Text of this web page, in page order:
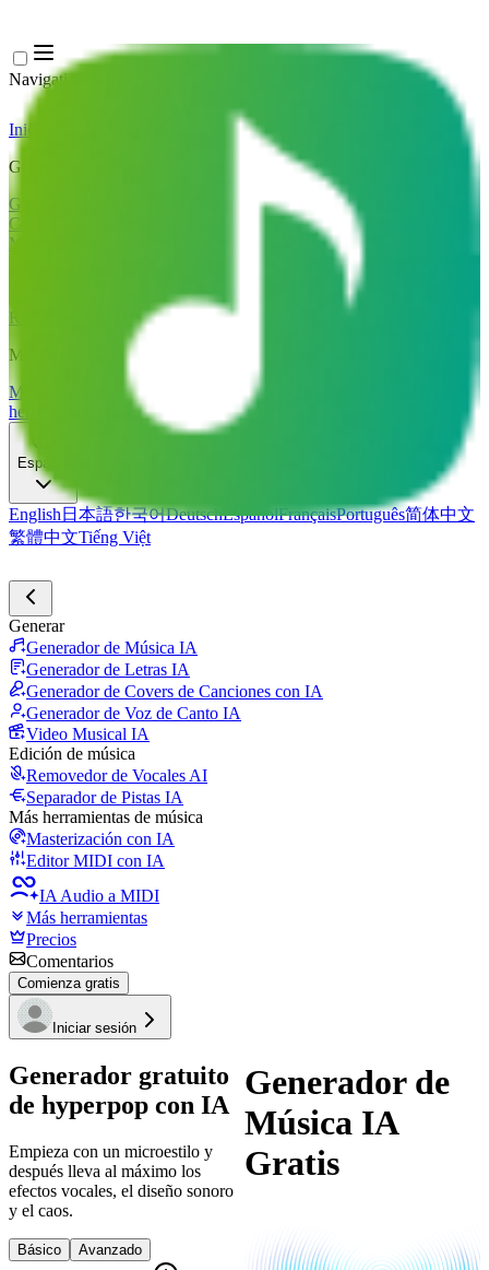
Navigation Menu
Iniciar sesión
Generar
Generador de Música IA
Generador de Letras IAGenerador de
Covers de Canciones con IA
Generador de Voz de Canto IA
Musical IA
Removedor de Vocales AI
Separador de Pistas IA
Más herramientas de música
Masterización con IA
Editor MIDI con IA
herramientas
Español
English 日本語한국어DeutschEspañolFrançaisPortuguês简体中文
繁體中文Tiếng Việt
Generar
Generador de Música IA
Generador de Letras IA
Generador de Covers de Canciones con IA
Generador de Voz de Canto IA
Video Musical IA
Edición de música
Removedor de Vocales AI
Separador de Pistas IA
Más herramientas de música
Masterización con IA
Editor MIDI con IA
IA Audio a MIDI
Más herramientas
Precios
Comentarios
Comienza gratis
Iniciar sesión
Generador gratuito
de hyperpop con IA
Empieza con un microestilo y
después lleva al máximo los
efectos vocales, el diseño sonoro
y el caos.
Básico Avanzado
Generador de
Música IA
Gratis